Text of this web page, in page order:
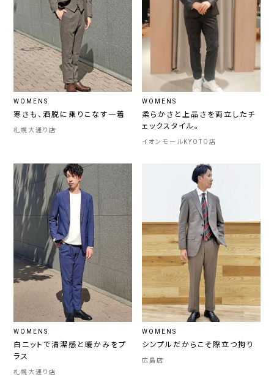
WOMENS
寒さも、洒脱に乗りこなす一着
札幌大通り店
WOMENS
柔らかさと上品さを両立したチ
ェックスタイル。
イオンモールKYOTO店
WOMENS
白ニットで清潔感と暖かみをプ
ラス
札幌大通り店
WOMENS
シンプルだからこそ際立つ拘り
広島店